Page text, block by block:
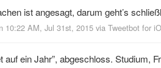
ist angesagt, darum geht’s
10:22 AM, Jul 31st, 2015 via Tweetbot for
auf ein Jahr”, abgeschloss.